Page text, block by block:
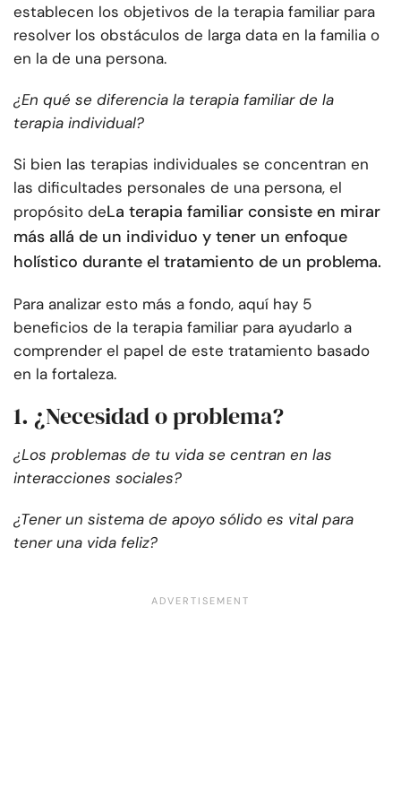
establecen los objetivos de la terapia familiar para
resolver los obstáculos de larga data en la familia o
en la de una persona.
¿En qué se diferencia la terapia familiar de la
terapia individual?
Si bien las terapias individuales se concentran en
las dificultades personales de una persona, el
propósito deLa terapia familiar consiste en mirar
más allá de un individuo y tener un enfoque
holístico durante el tratamiento de un problema.
Para analizar esto más a fondo, aquí hay 5
beneficios de la terapia familiar para ayudarlo a
comprender el papel de este tratamiento basado
en la fortaleza.
1. ¿Necesidad o problema?
¿Los problemas de tu vida se centran en las
interacciones sociales?
¿Tener un sistema de apoyo sólido es vital para
tener una vida feliz?